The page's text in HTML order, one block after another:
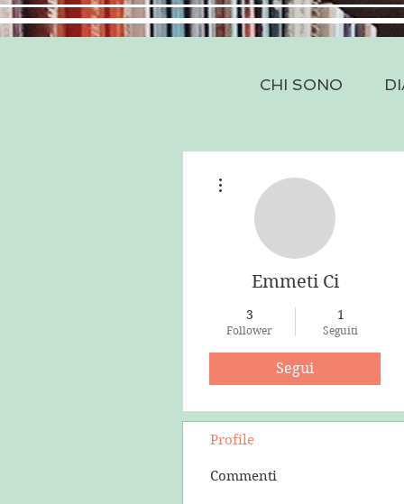
CHI SONO
Emmeti Ci
3
Follower
1
Seguiti
Segui
Profile
Commenti